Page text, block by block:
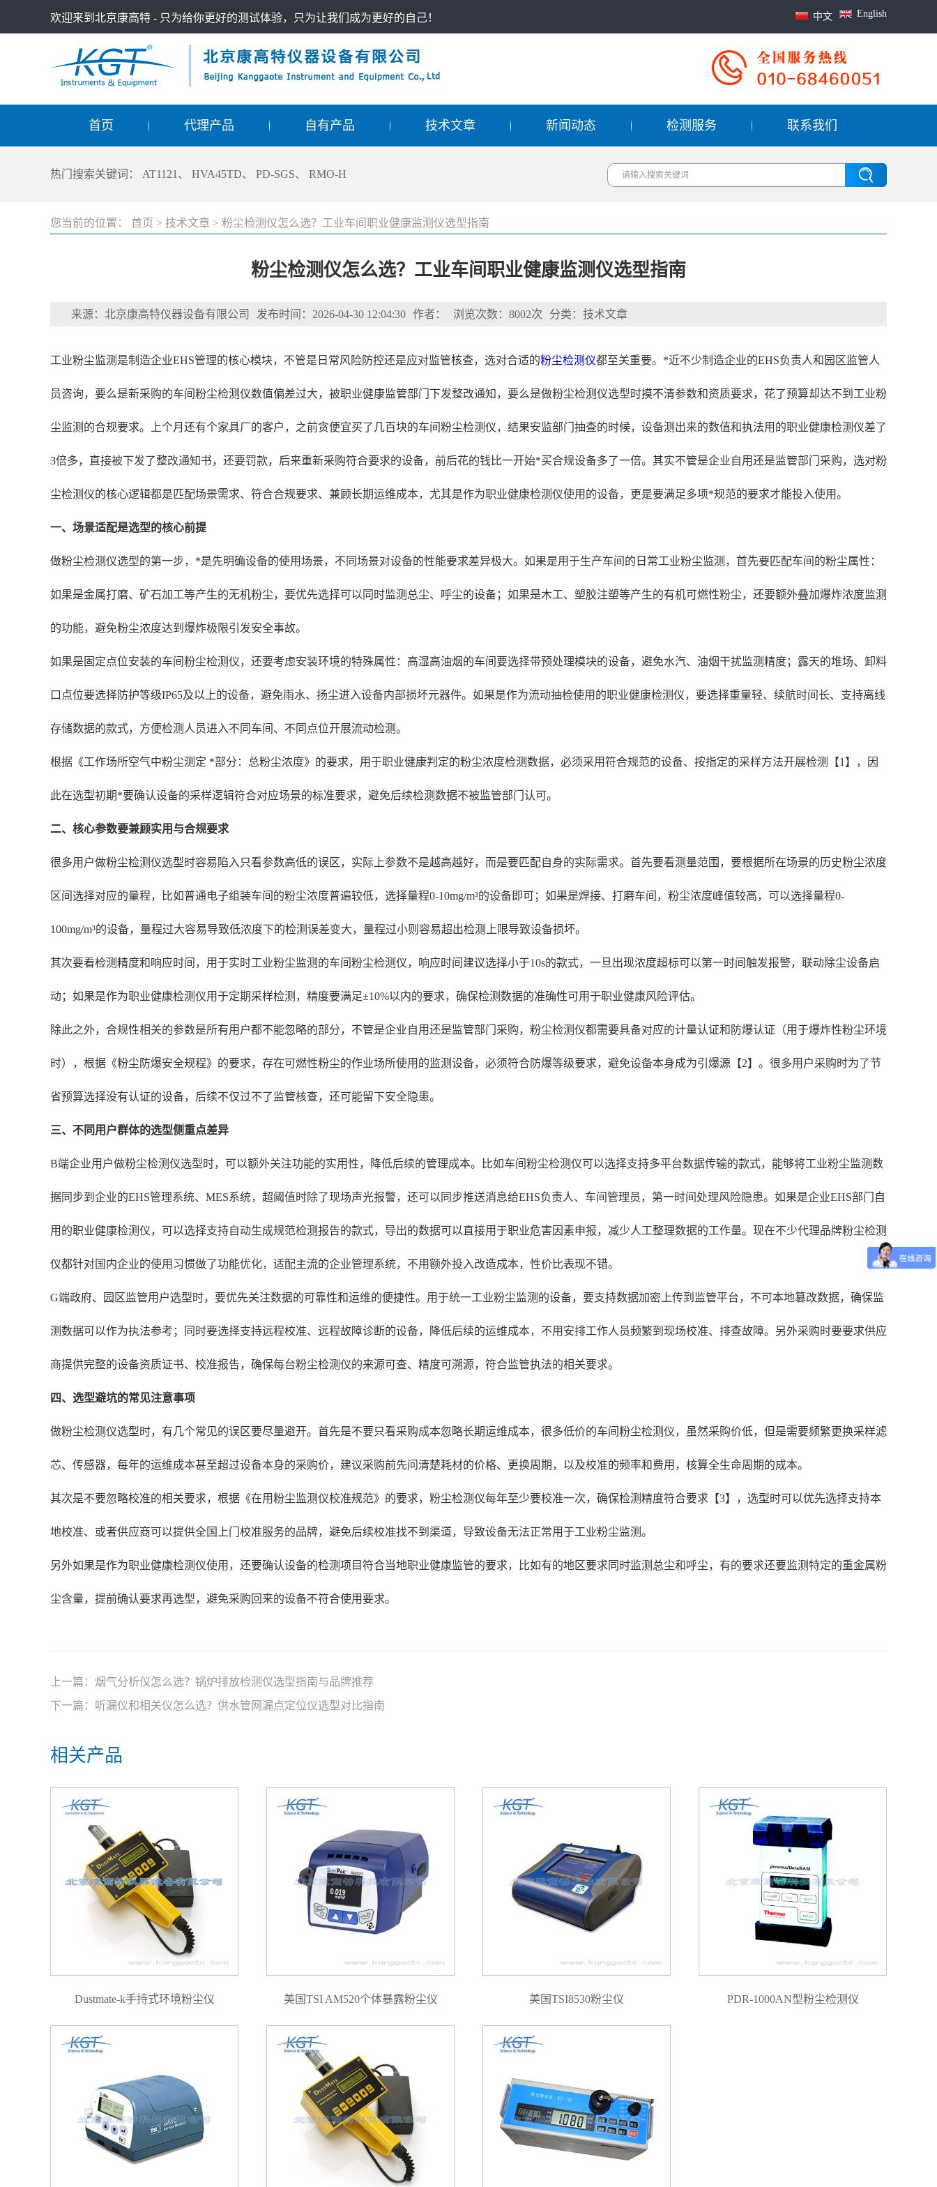
欢迎来到北京康高特 - 只为给你更好的测试体验，只为让我们成为更好的自己！ English
中文
首页 代理产品 自有产品 技术文章 新闻动态 检测服务 联系我们
热门搜索关键词： AT1121 、 HVA45TD、 PD-SGS、 RMO-H
您当前的位置： 首页 > 技术文章 > 粉尘检测仪怎么选？工业车间职业健康监测仪选型指南
粉尘检测仪怎么选？工业车间职业健康监测仪选型指南
来源：北京康高特仪器设备有限公司 发布时间：2026-04-30 12:04:30 作者： 浏览次数：8002次 分类：技术文章
工业粉尘监测是制造企业EHS管理的核心模块，不管是日常风险防控还是应对监管核查，选对合适的粉尘检测仪都至关重要。*近不少制造企业的EHS负责人和园区监管人
员咨询，要么是新采购的车间粉尘检测仪数值偏差过大，被职业健康监管部门下发整改通知，要么是做粉尘检测仪选型时摸不清参数和资质要求，花了预算却达不到工业粉
尘监测的合规要求。上个月还有个家具厂的客户，之前贪便宜买了几百块的车间粉尘检测仪，结果安监部门抽查的时候，设备测出来的数值和执法用的职业健康检测仪差了
3倍多，直接被下发了整改通知书，还要罚款，后来重新采购符合要求的设备，前后花的钱比一开始*买合规设备多了一倍。其实不管是企业自用还是监管部门采购，选对粉
尘检测仪的核心逻辑都是匹配场景需求、符合合规要求、兼顾长期运维成本，尤其是作为职业健康检测仪使用的设备，更是要满足多项*规范的要求才能投入使用。
一、场景适配是选型的核心前提
做粉尘检测仪选型的第一步，*是先明确设备的使用场景，不同场景对设备的性能要求差异极大。如果是用于生产车间的日常工业粉尘监测，首先要匹配车间的粉尘属性：
如果是金属打磨、矿石加工等产生的无机粉尘，要优先选择可以同时监测总尘、呼尘的设备；如果是木工、塑胶注塑等产生的有机可燃性粉尘，还要额外叠加爆炸浓度监测
的功能，避免粉尘浓度达到爆炸极限引发安全事故。
如果是固定点位安装的车间粉尘检测仪，还要考虑安装环境的特殊属性：高湿高油烟的车间要选择带预处理模块的设备，避免水汽、油烟干扰监测精度；露天的堆场、卸料
口点位要选择防护等级IP65及以上的设备，避免雨水、扬尘进入设备内部损坏元器件。如果是作为流动抽检使用的职业健康检测仪，要选择重量轻、续航时间长、支持离线
存储数据的款式，方便检测人员进入不同车间、不同点位开展流动检测。
根据《工作场所空气中粉尘测定 *部分：总粉尘浓度》的要求，用于职业健康判定的粉尘浓度检测数据，必须采用符合规范的设备、按指定的采样方法开展检测【1】，因
此在选型初期*要确认设备的采样逻辑符合对应场景的标准要求，避免后续检测数据不被监管部门认可。
二、核心参数要兼顾实用与合规要求
很多用户做粉尘检测仪选型时容易陷入只看参数高低的误区，实际上参数不是越高越好，而是要匹配自身的实际需求。首先要看测量范围，要根据所在场景的历史粉尘浓度
区间选择对应的量程，比如普通电子组装车间的粉尘浓度普遍较低，选择量程0-10mg/m³的设备即可；如果是焊接、打磨车间，粉尘浓度峰值较高，可以选择量程0-
100mg/m³的设备，量程过大容易导致低浓度下的检测误差变大，量程过小则容易超出检测上限导致设备损坏。
其次要看检测精度和响应时间，用于实时工业粉尘监测的车间粉尘检测仪，响应时间建议选择小于10s的款式，一旦出现浓度超标可以第一时间触发报警，联动除尘设备启
动；如果是作为职业健康检测仪用于定期采样检测，精度要满足±10%以内的要求，确保检测数据的准确性可用于职业健康风险评估。
除此之外，合规性相关的参数是所有用户都不能忽略的部分，不管是企业自用还是监管部门采购，粉尘检测仪都需要具备对应的计量认证和防爆认证（用于爆炸性粉尘环境
时），根据《粉尘防爆安全规程》的要求，存在可燃性粉尘的作业场所使用的监测设备，必须符合防爆等级要求，避免设备本身成为引爆源【2】。很多用户采购时为了节
省预算选择没有认证的设备，后续不仅过不了监管核查，还可能留下安全隐患。
三、不同用户群体的选型侧重点差异
B端企业用户做粉尘检测仪选型时，可以额外关注功能的实用性，降低后续的管理成本。比如车间粉尘检测仪可以选择支持多平台数据传输的款式，能够将工业粉尘监测数
据同步到企业的EHS管理系统、MES系统，超阈值时除了现场声光报警，还可以同步推送消息给EHS负责人、车间管理员，第一时间处理风险隐患。如果是企业EHS部门自
用的职业健康检测仪，可以选择支持自动生成规范检测报告的款式，导出的数据可以直接用于职业危害因素申报，减少人工整理数据的工作量。现在不少代理品牌粉尘检测
仪都针对国内企业的使用习惯做了功能优化，适配主流的企业管理系统，不用额外投入改造成本，性价比表现不错。
G端政府、园区监管用户选型时，要优先关注数据的可靠性和运维的便捷性。用于统一工业粉尘监测的设备，要支持数据加密上传到监管平台，不可本地篡改数据，确保监
测数据可以作为执法参考；同时要选择支持远程校准、远程故障诊断的设备，降低后续的运维成本，不用安排工作人员频繁到现场校准、排查故障。另外采购时要要求供应
商提供完整的设备资质证书、校准报告，确保每台粉尘检测仪的来源可查、精度可溯源，符合监管执法的相关要求。
四、选型避坑的常见注意事项
做粉尘检测仪选型时，有几个常见的误区要尽量避开。首先是不要只看采购成本忽略长期运维成本，很多低价的车间粉尘检测仪，虽然采购价低，但是需要频繁更换采样滤
芯、传感器，每年的运维成本甚至超过设备本身的采购价，建议采购前先问清楚耗材的价格、更换周期，以及校准的频率和费用，核算全生命周期的成本。
其次是不要忽略校准的相关要求，根据《在用粉尘监测仪校准规范》的要求，粉尘检测仪每年至少要校准一次，确保检测精度符合要求【3】，选型时可以优先选择支持本
地校准、或者供应商可以提供全国上门校准服务的品牌，避免后续校准找不到渠道，导致设备无法正常用于工业粉尘监测。
另外如果是作为职业健康检测仪使用，还要确认设备的检测项目符合当地职业健康监管的要求，比如有的地区要求同时监测总尘和呼尘，有的要求还要监测特定的重金属粉
尘含量，提前确认要求再选型，避免采购回来的设备不符合使用要求。
上一篇： 烟气分析仪怎么选？锅炉排放检测仪选型指南与品牌推荐
下一篇：
听漏仪和相关仪怎么选？供水管网漏点定位仪选型对比指南
相关产品
Dustmate-k手持式环境粉尘仪 美国TSI AM520个体暴露粉尘仪 美国TSI8530粉尘仪 PDR-1000AN型粉尘检测仪